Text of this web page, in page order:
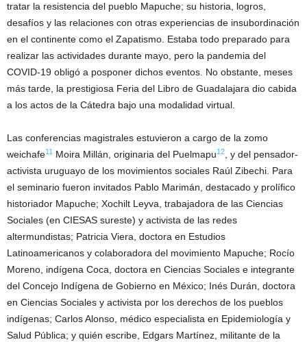
tratar la resistencia del pueblo Mapuche; su historia, logros,
desafíos y las relaciones con otras experiencias de insubordinación
en el continente como el Zapatismo. Estaba todo preparado para
realizar las actividades durante mayo, pero la pandemia del
COVID-19 obligó a posponer dichos eventos. No obstante, meses
más tarde, la prestigiosa Feria del Libro de Guadalajara dio cabida
a los actos de la Cátedra bajo una modalidad virtual.
Las conferencias magistrales estuvieron a cargo de la zomo
weichafe11 Moira Millán, originaria del Puelmapu12
, y del pensador-
activista uruguayo de los movimientos sociales Raúl Zibechi. Para
el seminario fueron invitados Pablo Marimán, destacado y prolífico
historiador Mapuche; Xochilt Leyva, trabajadora de las Ciencias
Sociales (en CIESAS sureste) y activista de las redes
altermundistas; Patricia Viera, doctora en Estudios
Latinoamericanos y colaboradora del movimiento Mapuche; Rocío
Moreno, indígena Coca, doctora en Ciencias Sociales e integrante
del Concejo Indígena de Gobierno en México; Inés Durán, doctora
en Ciencias Sociales y activista por los derechos de los pueblos
indígenas; Carlos Alonso, médico especialista en Epidemiología y
Salud Pública; y quién escribe, Edgars Martínez, militante de la